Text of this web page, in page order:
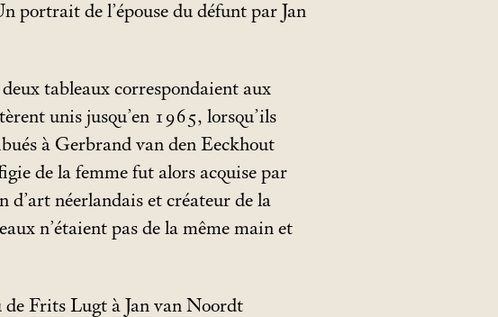
portrait de l’épouse du défunt par Jan
tableaux correspondaient aux
unis jusqu’en 1965, lorsqu’ils
à Gerbrand van den Eeckhout
de la femme fut alors acquise par
néerlandais et créateur de la
n’étaient pas de la même main et
de Frits Lugt à Jan van Noordt